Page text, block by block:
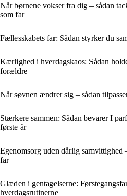
Når børnene vokser fra dig – sådan
som far
Fællesskabets far: Sådan styrker du
Kærlighed i hverdagskaos: Sådan
forældre
Når søvnen ændrer sig – sådan
Stærkere sammen: Sådan bevarer I
første år
Egenomsorg uden dårlig samvittighed
far
Glæden i gentagelserne:
hverdagsrutinerne